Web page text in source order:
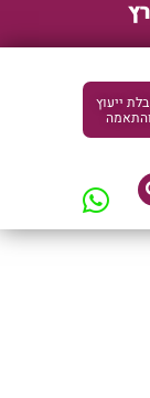
ייעוץ
והתאמה